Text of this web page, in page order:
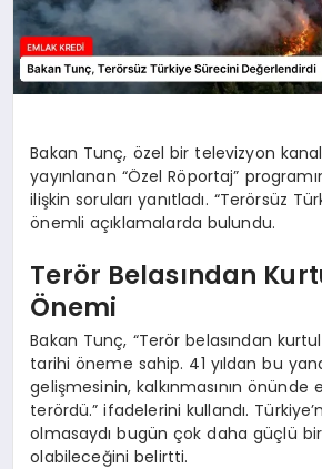
Bakan Tunç, özel bir televizyon
yayınlanan “Özel Röportaj”
ilişkin soruları yanıtladı. “Terörsüz
önemli açıklamalarda bulundu.
Terör Belasından
Önemi
Bakan Tunç, “Terör belasından
tarihi öneme sahip. 41 yıldan bu
gelişmesinin, kalkınmasının önünde
terördü.” ifadelerini kullandı.
olmasaydı bugün çok daha güçlü
olabileceğini belirtti.